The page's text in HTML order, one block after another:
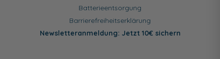
Batterieentsorgung
Barrierefreiheitserklärung
Newsletteranmeldung: Jetzt 10€ sichern